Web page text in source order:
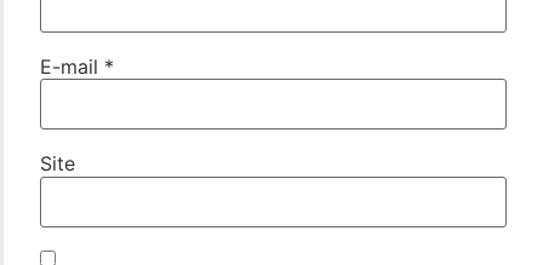
E-mail *
Site